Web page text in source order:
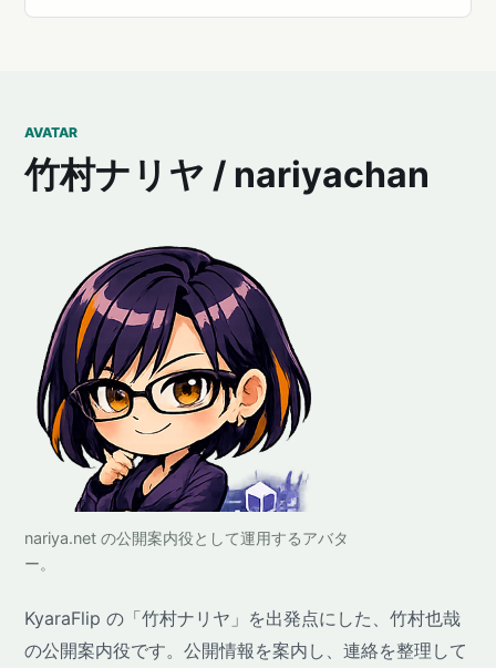
AVATAR
竹村ナリヤ / nariyachan
nariya.net の公開案内役として運用するアバタ
ー。
KyaraFlip の「竹村ナリヤ」を出発点にした、竹村也哉
の公開案内役です。公開情報を案内し、連絡を整理して